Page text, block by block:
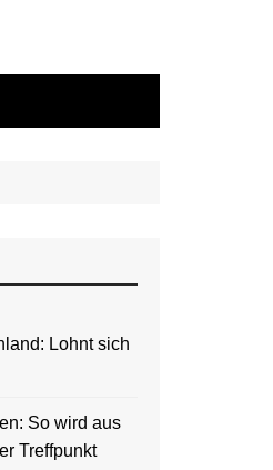
Lohnt sich
So wird aus
Treffpunkt